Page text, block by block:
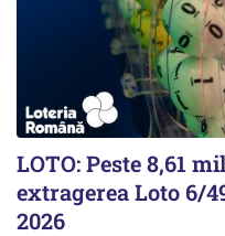
LOTO: Peste 8,61
extragerea Loto 6/
2026